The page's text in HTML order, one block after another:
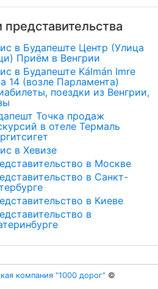
в Будапеште Центр (Улица
Приём в Венгрии
в Будапеште Kálmán Imre
14 (возле Парламента)
поездки из Венгрии,
Точка продаж
в отеле Термаль
в Хевизе
в Москве
в Санкт-
в Киеве
в
компания "1000 дорог" ©